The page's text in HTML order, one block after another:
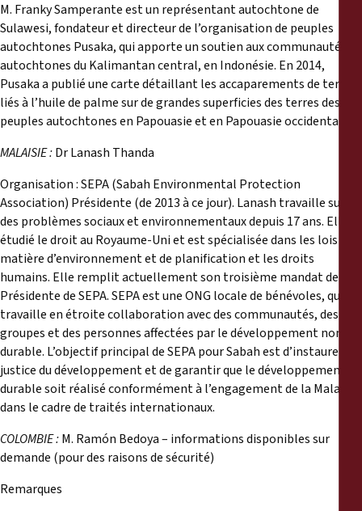
M. Franky Samperante est un représentant autochtone de
Sulawesi, fondateur et directeur de l’organisation de peuples
autochtones Pusaka, qui apporte un soutien aux communautés
autochtones du Kalimantan central, en Indonésie. En 2014,
Pusaka a publié une carte détaillant les accaparements de terre
liés à l’huile de palme sur de grandes superficies des terres des
peuples autochtones en Papouasie et en Papouasie occidentale.
MALAISIE :Dr Lanash Thanda
Organisation : SEPA (Sabah Environmental Protection
Association) Présidente (de 2013 à ce jour). Lanash travaille sur
des problèmes sociaux et environnementaux depuis 17 ans. Elle a
étudié le droit au Royaume-Uni et est spécialisée dans les lois en
matière d’environnement et de planification et les droits
humains. Elle remplit actuellement son troisième mandat de
Présidente de SEPA. SEPA est une ONG locale de bénévoles, qui
travaille en étroite collaboration avec des communautés, des
groupes et des personnes affectées par le développement non
durable. L’objectif principal de SEPA pour Sabah est d’instaurer la
justice du développement et de garantir que le développement
durable soit réalisé conformément à l’engagement de la Malaisie
dans le cadre de traités internationaux.
COLOMBIE :M. Ramón Bedoya – informations disponibles sur
demande (pour des raisons de sécurité)
Remarques